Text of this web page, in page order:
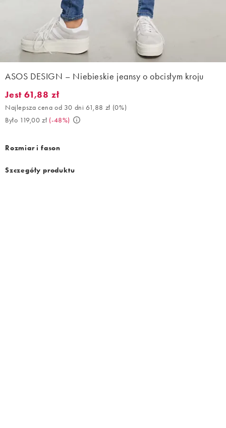
ASOS DESIGN – Niebieskie jeansy o obcisłym kroju
Jest 61,88 zł. Najlepsza cena od 30 dni 61,88 zł (0%). Było
Jest 61,88 zł
Najlepsza cena od 30 dni 61,88 zł (0%)
Było 119,00 zł (-48%)
Rozmiar i fason
Szczegóły produktu